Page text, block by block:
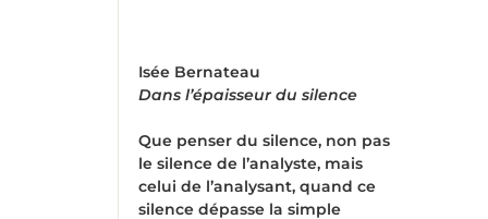
Isée Bernateau
Dans l’épaisseur du silence
Que penser du silence, non pas
le silence de l’analyste, mais
celui de l’analysant, quand ce
silence dépasse la simple